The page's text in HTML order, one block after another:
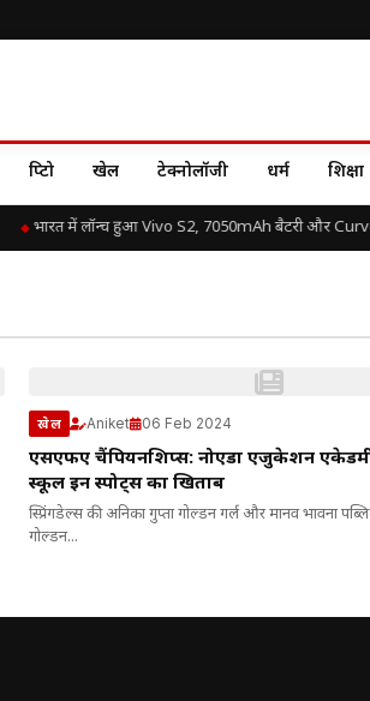
क्रिप्टो खेल टेक्नोलॉजी धर्म शिक्षा
भारत में लॉन्च हुआ Vivo S2, 7050mAh बैटरी और
खेल Aniket 06 Feb 2024
एसएफए चैंपियनशिप्स: नोएडा एजुकेशन
स्कूल इन स्पोर्ट्स का खिताब
स्प्रिंगडेल्स की अनिका गुप्ता गोल्डन गर्ल और मानव भावना
गोल्डन...